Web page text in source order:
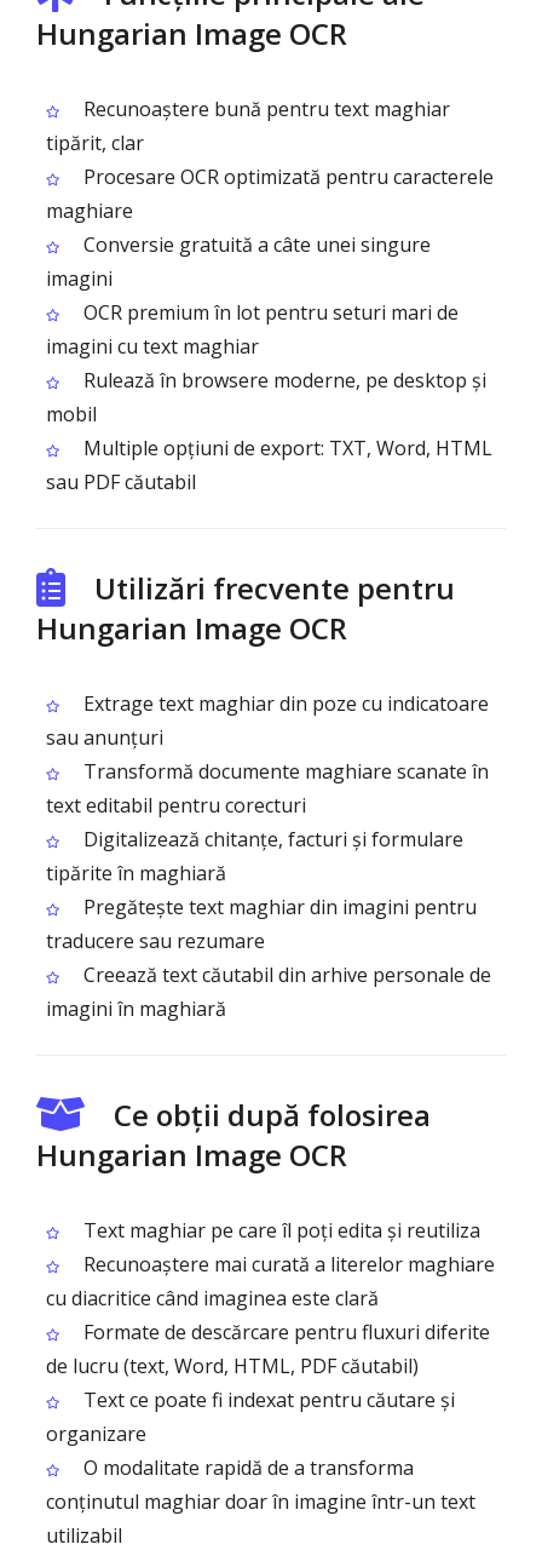
Hungarian Image OCR
Recunoaștere bună pentru text maghiar
tipărit, clar
Procesare OCR optimizată pentru caracterele
maghiare
Conversie gratuită a câte unei singure
imagini
OCR premium în lot pentru seturi mari de
imagini cu text maghiar
Rulează în browsere moderne, pe desktop și
mobil
Multiple opțiuni de export: TXT, Word, HTML
sau PDF căutabil
Utilizări frecvente pentru
Hungarian Image OCR
Extrage text maghiar din poze cu indicatoare
sau anunțuri
Transformă documente maghiare scanate în
text editabil pentru corecturi
Digitalizează chitanțe, facturi și formulare
tipărite în maghiară
Pregătește text maghiar din imagini pentru
traducere sau rezumare
Creează text căutabil din arhive personale de
imagini în maghiară
Ce obții după folosirea
Hungarian Image OCR
Text maghiar pe care îl poți edita și reutiliza
Recunoaștere mai curată a literelor maghiare
cu diacritice când imaginea este clară
Formate de descărcare pentru fluxuri diferite
de lucru (text, Word, HTML, PDF căutabil)
Text ce poate fi indexat pentru căutare și
organizare
O modalitate rapidă de a transforma
conținutul maghiar doar în imagine într-un text
utilizabil